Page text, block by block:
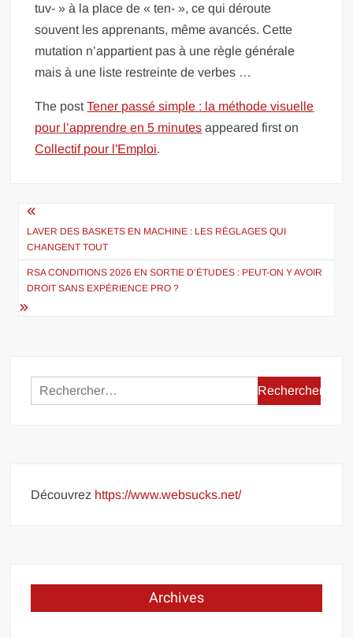
tuv- » à la place de « ten- », ce qui déroute
souvent les apprenants, même avancés. Cette
mutation n’appartient pas à une règle générale
mais à une liste restreinte de verbes …
The postTener passé simple : la méthode visuelle
pour l’apprendre en 5 minutes appeared first on
Collectif pour l'Emploi.
Navigation
de
l’article
LAVER DES BASKETS EN MACHINE : LES RÉGLAGES QUI
CHANGENT TOUT
RSA CONDITIONS 2026 EN SORTIE D’ÉTUDES : PEUT-ON Y AVOIR
DROIT SANS EXPÉRIENCE PRO ?
Rechercher :
Découvrez https://www.websucks.net/
Archives